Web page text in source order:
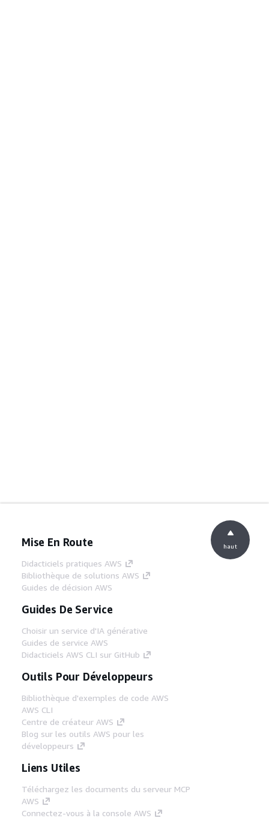
Mise En Route
Didacticiels pratiques AWS
Bibliothèque de solutions AWS
Guides de décision AWS
Guides De Service
Choisir un service d'IA générative
Guides de service AWS
Didacticiels AWS CLI sur GitHub
Outils Pour Développeurs
Bibliothèque d'exemples de code AWS
AWS CLI
Centre de créateur AWS
Blog sur les outils AWS pour les
développeurs
Liens Utiles
Téléchargez les documents du serveur MCP
AWS
Connectez-vous à la console AWS
haut